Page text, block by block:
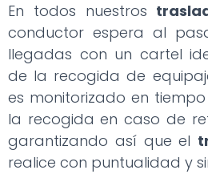
En todos nuestros
conductor espera al
llegadas con un cartel
de la recogida de
es monitorizado en
la recogida en caso de
garantizando así que el
realice con puntualidad y